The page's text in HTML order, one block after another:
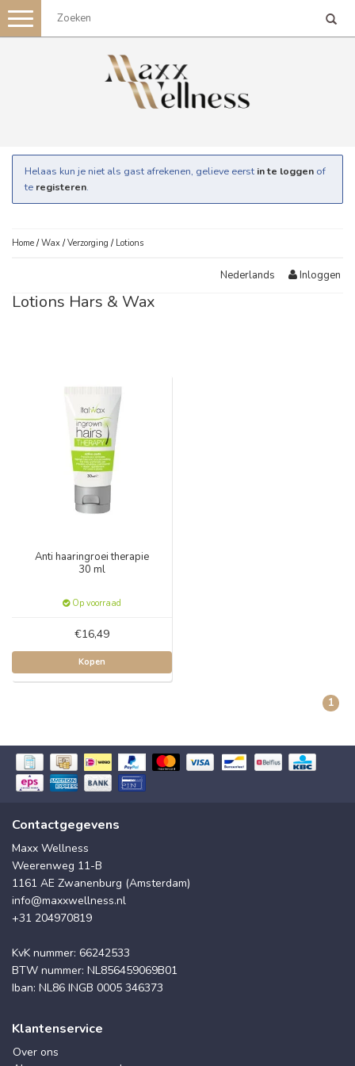
Toggle
navigation
Helaas kun je niet als gast afrekenen, gelieve eerst in te loggen of
te registeren.
Home /Wax /Verzorging / Lotions
Nederlands Inloggen
Lotions Hars & Wax
Anti haaringroei therapie
30 ml
Op voorraad
€16,49
Kopen
1
Contactgegevens
Maxx Wellness
Weerenweg 11-B
1161 AE Zwanenburg (Amsterdam)
info@maxxwellness.nl
+31 204970819
KvK nummer: 66242533
BTW nummer: NL856459069B01
Iban: NL86 INGB 0005 346373
Klantenservice
Over ons